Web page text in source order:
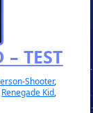
TEST
Shooter,
Renegade Kid,